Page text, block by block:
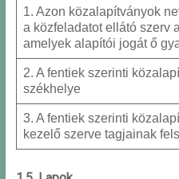
1. Azon közalapítványok
a közfeladatot ellátó szerv
amelyek alapítói jogát ő
2. A fentiek szerinti
székhelye
3. A fentiek szerinti
kezelő szerve tagjainak